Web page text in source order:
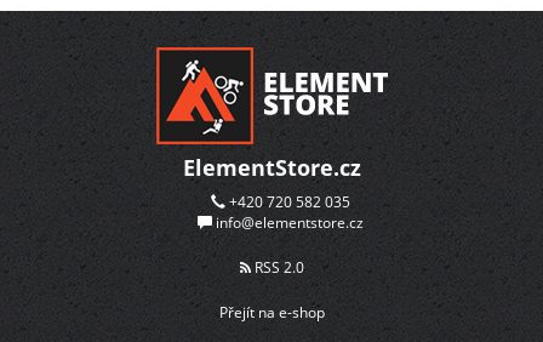
ElementStore.cz
+420 720 582 035
info@elementstore.cz
RSS 2.0
Přejít na e-shop